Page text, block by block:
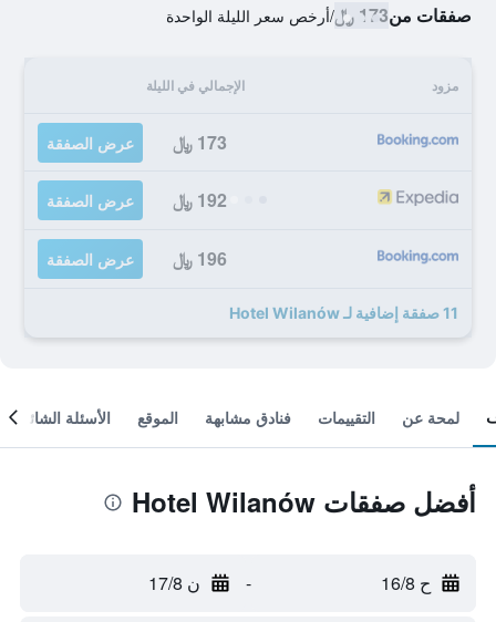
صفقات من173 ﷼ /أرخص سعر الليلة الواحدة
مزود الإجمالي في الليلة
173 ﷼ عرض الصفقة
192 ﷼ عرض الصفقة
196 ﷼ عرض الصفقة
11 صفقة إضافية لـ Hotel Wilanów
لمحة عن التقييمات فنادق مشابهة الموقع الأسئلة الشائعة
أفضل صفقات Hotel Wilanów
ح 16/8 - ن 17/8